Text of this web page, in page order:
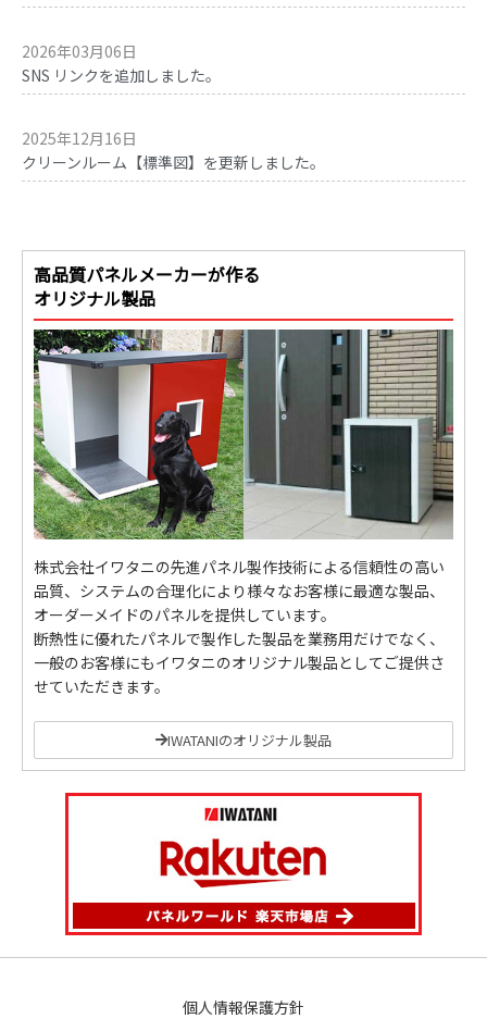
2026年03月06日
SNS リンクを追加しました。
2025年12月16日
クリーンルーム【標準図】を更新しました。
高品質パネルメーカーが作る
オリジナル製品
株式会社イワタニの先進パネル製作技術による信頼性の高い
品質、システムの合理化により様々なお客様に最適な製品、
オーダーメイドのパネルを提供しています。
断熱性に優れたパネルで製作した製品を業務用だけでなく、
一般のお客様にもイワタニのオリジナル製品としてご提供さ
せていただきます。
IWATANIのオリジナル製品
個人情報保護方針